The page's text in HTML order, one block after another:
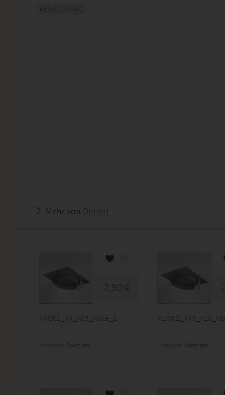
PEW01-XX-A01
Mehr von Dbr991
2,90 €
TKÖ01_XX_A03_Note_1
Sonstiges Sonstiges